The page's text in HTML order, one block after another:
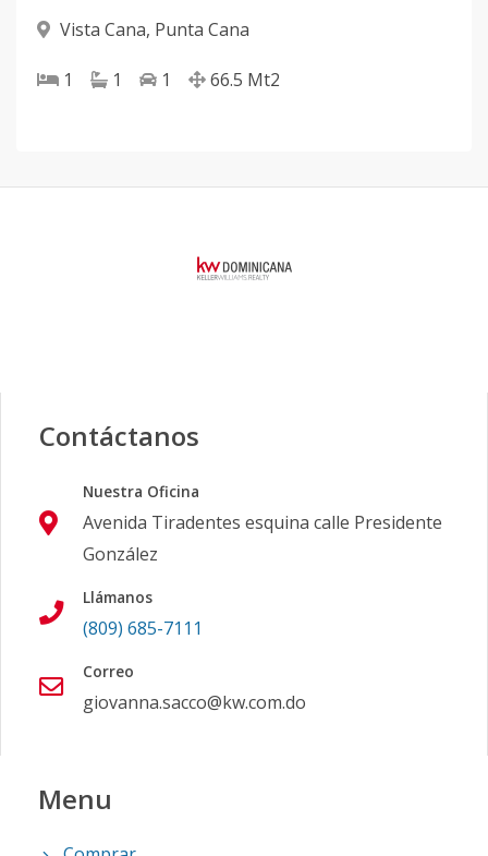
Vista Cana, Punta Cana
1 1 1 66.5 Mt2
Contáctanos
Nuestra Oficina
Avenida Tiradentes esquina calle Presidente
González
Llámanos
(809) 685-7111
Correo
giovanna.sacco@kw.com.do
Menu